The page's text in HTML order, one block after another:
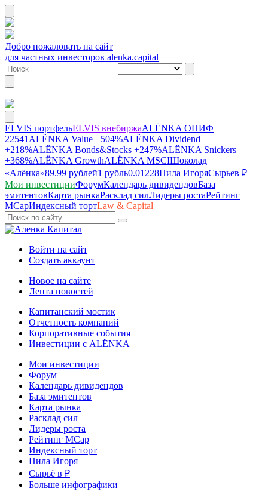
Добро пожаловать на сайт
для частных инвесторов alenka.capital
ELVIS портфельELVIS внебиржаALЁNKA ОПИФ
22541 ALЁNKA Value +504%ALЁNKA Dividend
+218%ALЁNKA Bonds&Stocks +247%ALЁNKA Snickers
+368%ALЁNKA GrowthALЁNKA MSCIШоколад
«Алёнка»89.99 рублей1 рубль0.01228Пила ИгоряСырьев ₽
Мои инвестицииФорумКалендарь дивидендовБаза
эмитентовКарта рынкаРасклад силЛидеры ростаРейтинг
MCapИндексный тортLaw & Capital
Войти на сайт
Создать аккаунт
Новое на сайте
Лента новостей
Капитанский мостик
Отчетность компаний
Корпоративные события
Инвестиции с ALЁNKA
Мои инвестиции
Форум
Календарь дивидендов
База эмитентов
Карта рынка
Расклад сил
Лидеры роста
Рейтинг MCap
Индексный торт
Пила Игоря
Сырьё в ₽
Больше инфографики